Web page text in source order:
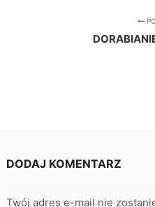
DODAJ KOMENTARZ
Twój adres e-mail nie